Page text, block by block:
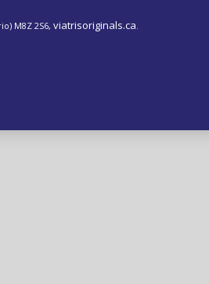
M8Z 2S6, viatrisoriginals.ca.